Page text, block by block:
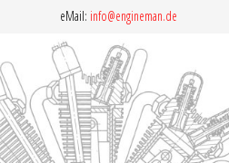
eMail: info@engineman.de